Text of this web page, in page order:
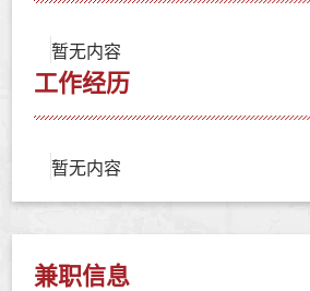
暂无内容
工作经历
暂无内容
兼职信息